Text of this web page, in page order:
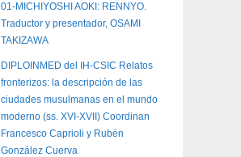
01-MICHIYOSHI AOKI: RENNYO.
Traductor y presentador, OSAMI
TAKIZAWA
DIPLOINMED del IH-CSIC Relatos
fronterizos: la descripción de las
ciudades musulmanas en el mundo
moderno (ss. XVI-XVII) Coordinan
Francesco Caprioli y Rubén
González Cuerva